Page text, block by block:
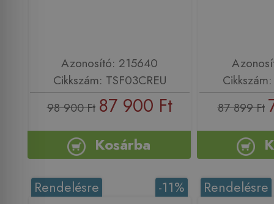
Azonosító: 215640
Cikkszám: TSF03CREU
98 900 Ft 87 900 Ft
Kosárba
87 899 Ft
-11%
Rendelésre Rendelésre